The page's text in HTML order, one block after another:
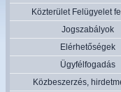
Közterület Felügyelet
Jogszabályok
Elérhetőségek
Ügyfélfogadás
Közbeszerzés,